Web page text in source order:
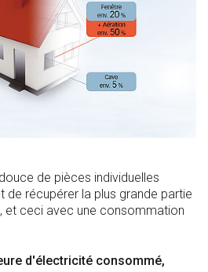
de pièces individuelles
de récupérer la plus grande partie
et ceci avec une consommation
d'électricité consommé,